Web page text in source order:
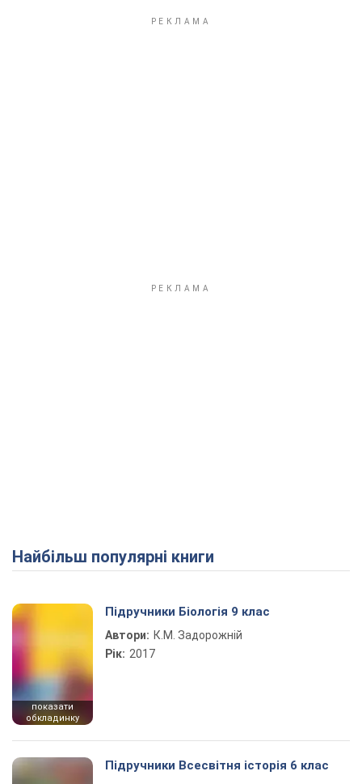
Найбільш популярні книги
показати
обкладинку
Підручники Біологія 9 клас
Автори: К.М. Задорожній
Рік: 2017
Підручники Всесвітня історія 6 клас